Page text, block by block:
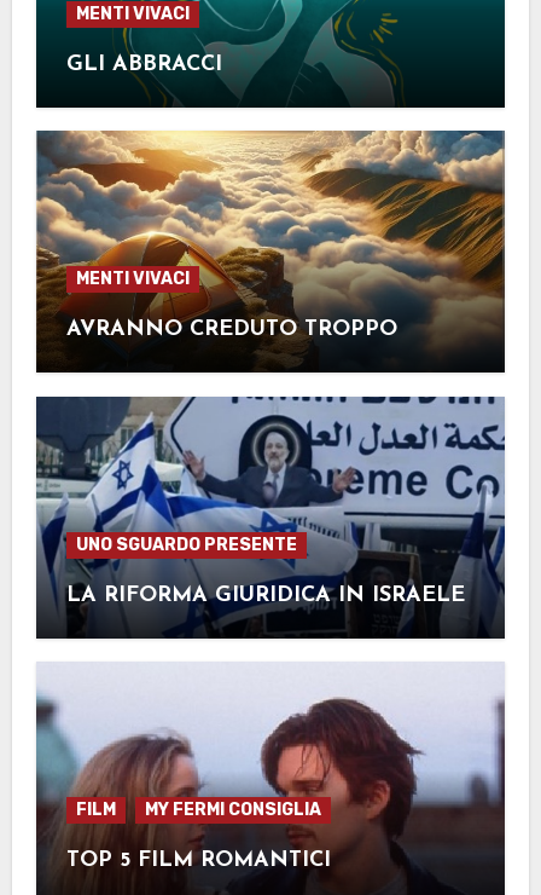
MENTI VIVACI
GLI ABBRACCI
MENTI VIVACI
AVRANNO CREDUTO TROPPO
UNO SGUARDO PRESENTE
LA RIFORMA GIURIDICA IN ISRAELE
FILM MY FERMI CONSIGLIA
TOP 5 FILM ROMANTICI